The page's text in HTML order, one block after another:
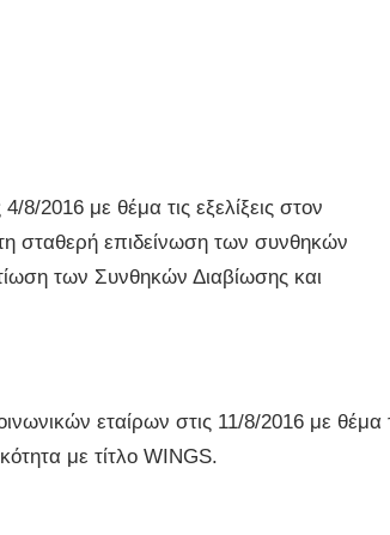
2016 με θέμα τις εξελίξεις στον
σταθερή επιδείνωση των συνθηκών
των Συνθηκών Διαβίωσης και
εταίρων στις 11/8/2016 με θέμα
με τίτλο WINGS.